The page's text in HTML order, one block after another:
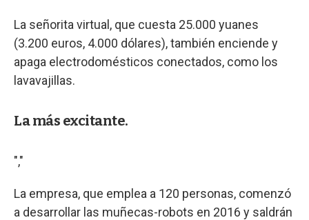
La señorita virtual, que cuesta 25.000 yuanes
(3.200 euros, 4.000 dólares), también enciende y
apaga electrodomésticos conectados, como los
lavavajillas.
La más excitante.
","
La empresa, que emplea a 120 personas, comenzó
a desarrollar las muñecas-robots en 2016 y saldrán